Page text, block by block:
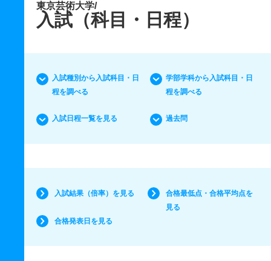
東京芸術大学/
入試（科目・日程）
入試種別から入試科目・日
程を調べる
学部学科から入試科目・日
程を調べる
入試日程一覧を見る 過去問
入試結果（倍率）を見る
合格最低点・合格平均点を
見る
合格発表日を見る